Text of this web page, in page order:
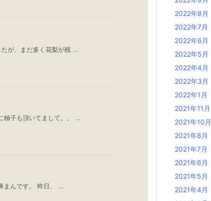
が、まだ多く花梨が残 ...
柚子も頂いてまして。。 ...
まんです。 昨日、 ...
2022年8月
2022年7月
2022年6月
2022年5月
2022年4月
2022年3月
2022年1月
2021年11月
2021年10月
2021年8月
2021年7月
2021年6月
2021年5月
2021年4月